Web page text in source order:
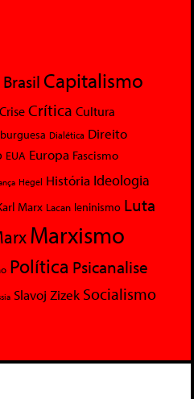
Brasil Capitalismo
Crise Crítica Cultura
Dialética Direito
EUA Europa Fascismo
Hegel História Ideologia
Marx Lacan leninismo Luta
Marxismo
Política Psicanalise
Slavoj Zizek Socialismo